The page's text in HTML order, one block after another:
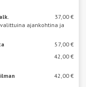
37,00 €
ajankohtina ja
57,00 €
42,00 €
42,00 €